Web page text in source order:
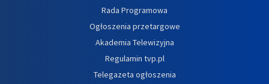
Rada Programowa
Ogłoszenia przetargowe
Akademia Telewizyjna
Regulamin tvp.pl
Telegazeta ogłoszenia